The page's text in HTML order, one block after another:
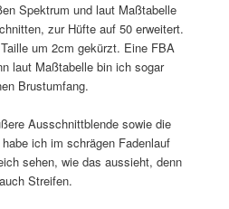
Spektrum und laut Maßtabelle
zur Hüfte auf 50 erweitert.
um 2cm gekürzt. Eine FBA
laut Maßtabelle bin ich sogar
Brustumfang.
Ausschnittblende sowie die
ich im schrägen Fadenlauf
sehen, wie das aussieht, denn
Streifen.